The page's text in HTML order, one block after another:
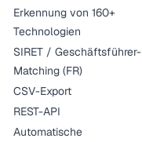
Erkennung von 160+
Technologien
SIRET / Geschäftsführer-
Matching (FR)
CSV-Export
REST-API
Automatische